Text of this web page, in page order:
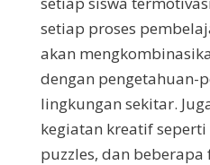
setiap proses
akan
dengan pengetahuan-
lingkungan sekitar.
kegiatan kreatif
puzzles, dan